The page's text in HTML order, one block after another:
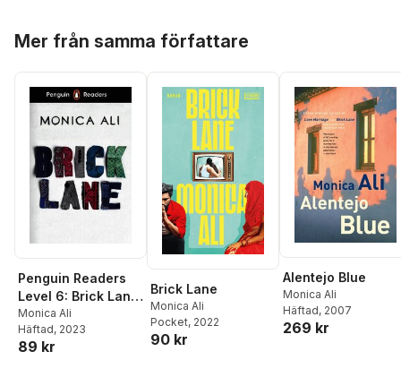
Mer från samma författare
Penguin Readers
Level 6: Brick Lane
(ELT Graded
Reader)
Monica Ali
Häftad, 2023
89 kr
Brick Lane
Monica Ali
Pocket, 2022
90 kr
Alentejo Blue
Monica Ali
Häftad, 2007
269 kr